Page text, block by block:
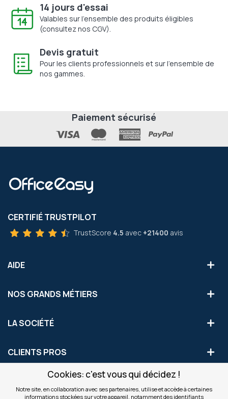
Cookies: c'est vous qui décidez !
Notre site, en collaboration avec ses partenaires, utilise et accède à certaines
informations stockées sur votre appareil, notamment des identifiants
14 jours d'essai
Valables sur l'ensemble des produits éligibles
(consultez nos CGV).
Devis gratuit
Pour les clients professionnels et sur l'ensemble de
nos gammes.
Paiement sécurisé
CERTIFIÉ TRUSTPILOT
TrustScore 4.5 avec +21400 avis
AIDE
NOS GRANDS MÉTIERS
LA SOCIÉTÉ
CLIENTS PROS
S'INSCRIRE AUX OFFRES COMMERCIALES